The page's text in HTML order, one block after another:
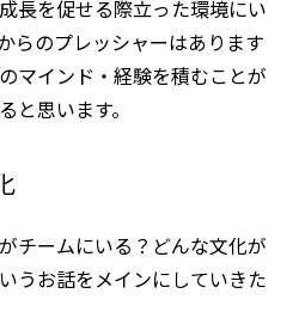
長を促せる際立った環境にい
らのプレッシャーはあります
マインド・経験を積むことが
と思います。
チームにいる？どんな文化が
うお話をメインにしていきた